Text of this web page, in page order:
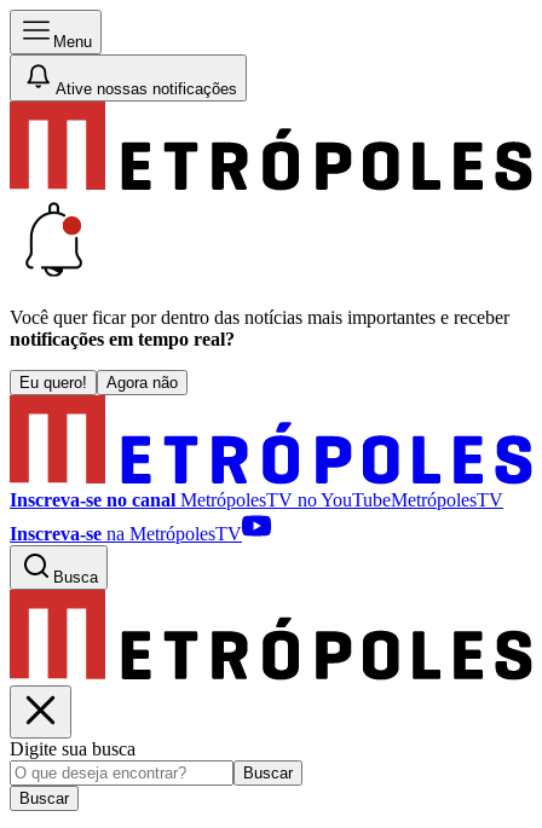
Menu
Ative nossas notificações
Você quer ficar por dentro das notícias mais importantes e receber
notificações em tempo real?
Eu quero! Agora não
Inscreva-se no canal MetrópolesTV noYouTubeMetrópolesTV
Inscreva-se na MetrópolesTV
Busca
Digite sua busca
Buscar
Buscar